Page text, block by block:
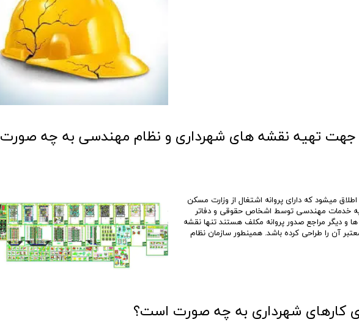
جهت تهیه نقشه های شهرداری و نظام مهندسی به چه صورت
میشود که دارای پروانه اشتغال از وزارت مسکن
خدمات مهندسی توسط اشخاص حقوقی و دفاتر
و دیگر مراجع صدور پروانه مکلف هستند تنها نقشه
آن را طراحی کرده باشد. همینطور سازمان نظام
کارهای شهرداری به چه صورت است؟